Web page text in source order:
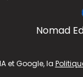
Nomad
et Google, la